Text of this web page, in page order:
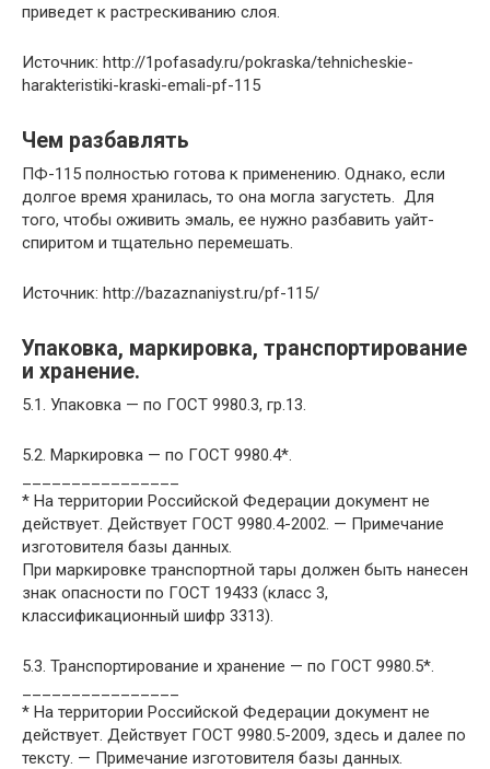
приведет к растрескиванию слоя.
Источник: http://1pofasady.ru/pokraska/tehnicheskie-
harakteristiki-kraski-emali-pf-115
Чем разбавлять
ПФ-115 полностью готова к применению. Однако, если
долгое время хранилась, то она могла загустеть. Для
того, чтобы оживить эмаль, ее нужно разбавить уайт-
спиритом и тщательно перемешать.
Источник: http://bazaznaniyst.ru/pf-115/
Упаковка, маркировка, транспортирование
и хранение.
5.1. Упаковка — по ГОСТ 9980.3, гр.13.
5.2. Маркировка — по ГОСТ 9980.4*.
* На территории Российской Федерации документ не
действует. Действует ГОСТ 9980.4-2002. — Примечание
изготовителя базы данных.
При маркировке транспортной тары должен быть нанесен
знак опасности по ГОСТ 19433 (класс 3,
классификационный шифр 3313).
5.3. Транспортирование и хранение — по ГОСТ 9980.5*.
* На территории Российской Федерации документ не
действует. Действует ГОСТ 9980.5-2009, здесь и далее по
тексту. — Примечание изготовителя базы данных.